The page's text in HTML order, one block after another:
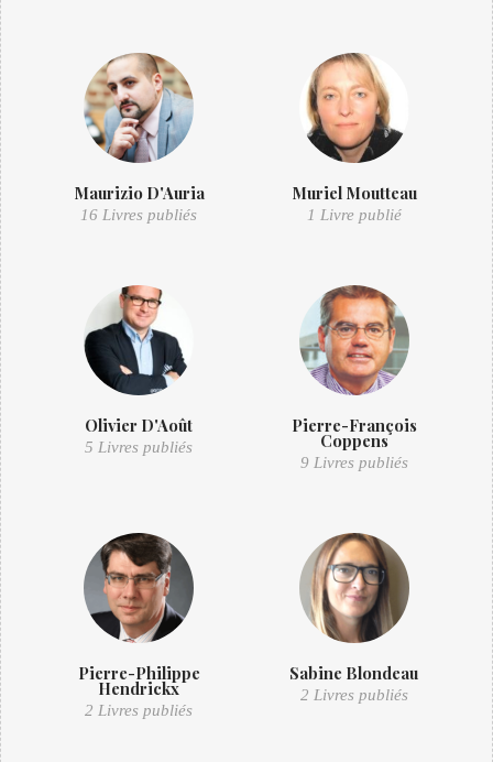
Maurizio D'Auria
16 Livres publiés
Muriel Moutteau
1 Livre publié
Olivier D'Août
5 Livres publiés
Pierre-François
Coppens
9 Livres publiés
Pierre-Philippe
Hendrickx
2 Livres publiés
Sabine Blondeau
2 Livres publiés